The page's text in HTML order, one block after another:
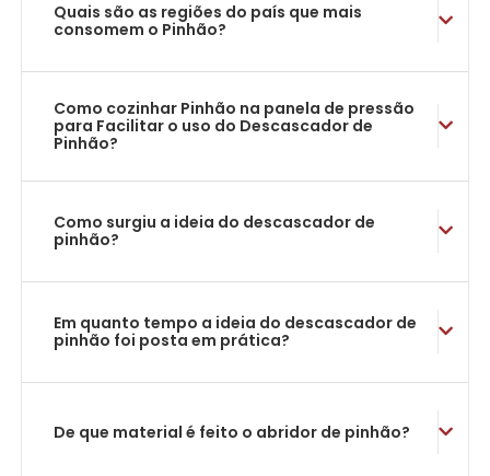
Quais são as regiões do país que mais
consomem o Pinhão?
Como cozinhar Pinhão na panela de pressão
para Facilitar o uso do Descascador de
Pinhão?
Como surgiu a ideia do descascador de
pinhão?
Em quanto tempo a ideia do descascador de
pinhão foi posta em prática?
De que material é feito o abridor de pinhão?